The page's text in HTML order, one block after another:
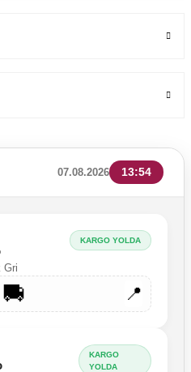
Kumaş Yeni Model
07.08.2026 13:54
Gri
KARGO YOLDA
🚚 📍
KARGO
YOLDA